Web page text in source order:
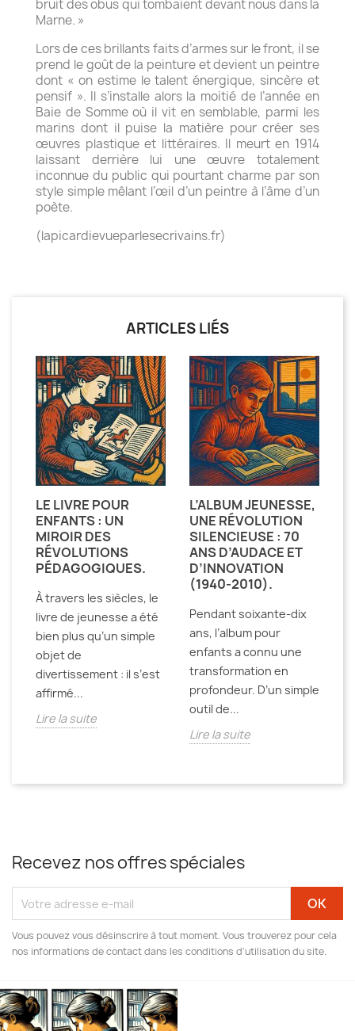
bruit des obus qui tombaient devant nous dans la
Marne. »
Lors de ces brillants faits d’armes sur le front, il se
prend le goût de la peinture et devient un peintre
dont « on estime le talent énergique, sincère et
pensif ». Il s’installe alors la moitié de l’année en
Baie de Somme où il vit en semblable, parmi les
marins dont il puise la matière pour créer ses
œuvres plastique et littéraires. Il meurt en 1914
laissant derrière lui une œuvre totalement
inconnue du public qui pourtant charme par son
style simple mêlant l’œil d’un peintre à l’âme d’un
poète.
(lapicardievueparlesecrivains.fr)
ARTICLES LIÉS
LE LIVRE POUR
ENFANTS : UN
MIROIR DES
RÉVOLUTIONS
PÉDAGOGIQUES.
À travers les siècles, le
livre de jeunesse a été
bien plus qu’un simple
objet de
divertissement : il s’est
affirmé...
Lire la suite
L’ALBUM JEUNESSE,
UNE RÉVOLUTION
SILENCIEUSE : 70
ANS D’AUDACE ET
D’INNOVATION
(1940-2010).
Pendant soixante-dix
ans, l’album pour
enfants a connu une
transformation en
profondeur. D’un simple
outil de...
Lire la suite
Recevez nos offres spéciales
Vous pouvez vous désinscrire à tout moment. Vous trouverez pour cela
nos informations de contact dans les conditions d'utilisation du site.